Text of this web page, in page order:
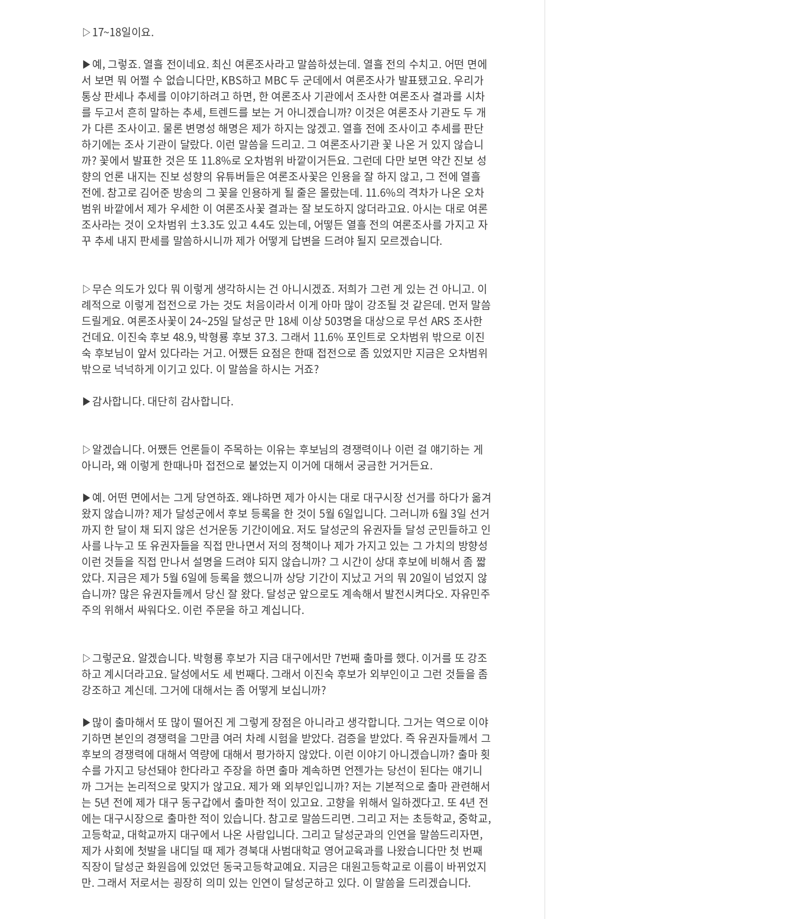
▷17~18일이요.
▶예, 그렇죠. 열흘 전이네요. 최신 여론조사라고 말씀하셨는데. 열흘 전의 수치고. 어떤 면에
서 보면 뭐 어쩔 수 없습니다만, KBS하고 MBC 두 군데에서 여론조사가 발표됐고요. 우리가
통상 판세나 추세를 이야기하려고 하면, 한 여론조사 기관에서 조사한 여론조사 결과를 시차
를 두고서 흔히 말하는 추세, 트렌드를 보는 거 아니겠습니까? 이것은 여론조사 기관도 두 개
가 다른 조사이고. 물론 변명성 해명은 제가 하지는 않겠고. 열흘 전에 조사이고 추세를 판단
하기에는 조사 기관이 달랐다. 이런 말씀을 드리고. 그 여론조사기관 꽃 나온 거 있지 않습니
까? 꽃에서 발표한 것은 또 11.8%로 오차범위 바깥이거든요. 그런데 다만 보면 약간 진보 성
향의 언론 내지는 진보 성향의 유튜버들은 여론조사꽃은 인용을 잘 하지 않고, 그 전에 열흘
전에. 참고로 김어준 방송의 그 꽃을 인용하게 될 줄은 몰랐는데. 11.6%의 격차가 나온 오차
범위 바깥에서 제가 우세한 이 여론조사꽃 결과는 잘 보도하지 않더라고요. 아시는 대로 여론
조사라는 것이 오차범위 ±3.3도 있고 4.4도 있는데, 어떻든 열흘 전의 여론조사를 가지고 자
꾸 추세 내지 판세를 말씀하시니까 제가 어떻게 답변을 드려야 될지 모르겠습니다.
▷무슨 의도가 있다 뭐 이렇게 생각하시는 건 아니시겠죠. 저희가 그런 게 있는 건 아니고. 이
례적으로 이렇게 접전으로 가는 것도 처음이라서 이게 아마 많이 강조될 것 같은데. 먼저 말씀
드릴게요. 여론조사꽃이 24~25일 달성군 만 18세 이상 503명을 대상으로 무선 ARS 조사한
건데요. 이진숙 후보 48.9, 박형룡 후보 37.3. 그래서 11.6% 포인트로 오차범위 밖으로 이진
숙 후보님이 앞서 있다라는 거고. 어쨌든 요점은 한때 접전으로 좀 있었지만 지금은 오차범위
밖으로 넉넉하게 이기고 있다. 이 말씀을 하시는 거죠?
▶감사합니다. 대단히 감사합니다.
▷알겠습니다. 어쨌든 언론들이 주목하는 이유는 후보님의 경쟁력이나 이런 걸 얘기하는 게
아니라, 왜 이렇게 한때나마 접전으로 붙었는지 이거에 대해서 궁금한 거거든요.
▶예. 어떤 면에서는 그게 당연하죠. 왜냐하면 제가 아시는 대로 대구시장 선거를 하다가 옮겨
왔지 않습니까? 제가 달성군에서 후보 등록을 한 것이 5월 6일입니다. 그러니까 6월 3일 선거
까지 한 달이 채 되지 않은 선거운동 기간이에요. 저도 달성군의 유권자들 달성 군민들하고 인
사를 나누고 또 유권자들을 직접 만나면서 저의 정책이나 제가 가지고 있는 그 가치의 방향성
이런 것들을 직접 만나서 설명을 드려야 되지 않습니까? 그 시간이 상대 후보에 비해서 좀 짧
았다. 지금은 제가 5월 6일에 등록을 했으니까 상당 기간이 지났고 거의 뭐 20일이 넘었지 않
습니까? 많은 유권자들께서 당신 잘 왔다. 달성군 앞으로도 계속해서 발전시켜다오. 자유민주
주의 위해서 싸워다오. 이런 주문을 하고 계십니다.
▷그렇군요. 알겠습니다. 박형룡 후보가 지금 대구에서만 7번째 출마를 했다. 이거를 또 강조
하고 계시더라고요. 달성에서도 세 번째다. 그래서 이진숙 후보가 외부인이고 그런 것들을 좀
강조하고 계신데. 그거에 대해서는 좀 어떻게 보십니까?
▶많이 출마해서 또 많이 떨어진 게 그렇게 장점은 아니라고 생각합니다. 그거는 역으로 이야
기하면 본인의 경쟁력을 그만큼 여러 차례 시험을 받았다. 검증을 받았다. 즉 유권자들께서 그
후보의 경쟁력에 대해서 역량에 대해서 평가하지 않았다. 이런 이야기 아니겠습니까? 출마 횟
수를 가지고 당선돼야 한다라고 주장을 하면 출마 계속하면 언젠가는 당선이 된다는 얘기니
까 그거는 논리적으로 맞지가 않고요. 제가 왜 외부인입니까? 저는 기본적으로 출마 관련해서
는 5년 전에 제가 대구 동구갑에서 출마한 적이 있고요. 고향을 위해서 일하겠다고. 또 4년 전
에는 대구시장으로 출마한 적이 있습니다. 참고로 말씀드리면. 그리고 저는 초등학교, 중학교,
고등학교, 대학교까지 대구에서 나온 사람입니다. 그리고 달성군과의 인연을 말씀드리자면,
제가 사회에 첫발을 내디딜 때 제가 경북대 사범대학교 영어교육과를 나왔습니다만 첫 번째
직장이 달성군 화원읍에 있었던 동국고등학교예요. 지금은 대원고등학교로 이름이 바뀌었지
만. 그래서 저로서는 굉장히 의미 있는 인연이 달성군하고 있다. 이 말씀을 드리겠습니다.